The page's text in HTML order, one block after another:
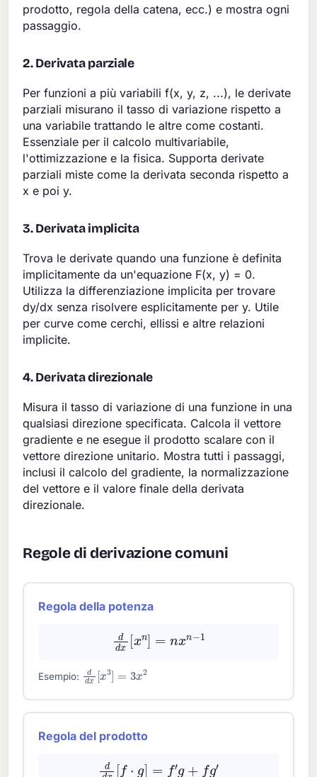
prodotto, regola della catena, ecc.) e mostra ogni
passaggio.
2. Derivata parziale
Per funzioni a più variabili f(x, y, z, ...), le derivate
parziali misurano il tasso di variazione rispetto a
una variabile trattando le altre come costanti.
Essenziale per il calcolo multivariabile,
l'ottimizzazione e la fisica. Supporta derivate
parziali miste come la derivata seconda rispetto a
x e poi y.
3. Derivata implicita
Trova le derivate quando una funzione è definita
implicitamente da un'equazione F(x, y) = 0.
Utilizza la differenziazione implicita per trovare
dy/dx senza risolvere esplicitamente per y. Utile
per curve come cerchi, ellissi e altre relazioni
implicite.
4. Derivata direzionale
Misura il tasso di variazione di una funzione in una
qualsiasi direzione specificata. Calcola il vettore
gradiente e ne esegue il prodotto scalare con il
vettore direzione unitario. Mostra tutti i passaggi,
inclusi il calcolo del gradiente, la normalizzazione
del vettore e il valore finale della derivata
direzionale.
Regole di derivazione comuni
Regola della potenza
dd x [xn xn −
Esempio: dd x x =3 x
Regola del prodotto
dd x [ g] g+